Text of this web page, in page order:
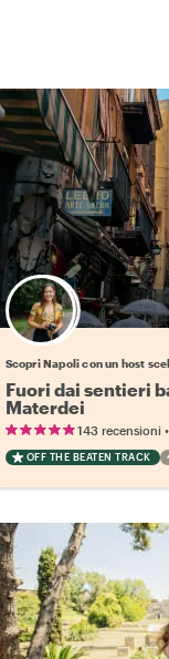
Scegli il
Scopri Napoli con un host
Fuori dai sentieri
Materdei
143 recensioni•
OFF THE BEATEN TRACK